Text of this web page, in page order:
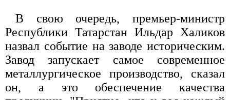
В свою очередь, премьер-министр
Республики Татарстан Ильдар Халиков
назвал событие на заводе историческим.
Завод запускает самое современное
металлургическое производство, сказал
он, а это обеспечение качества